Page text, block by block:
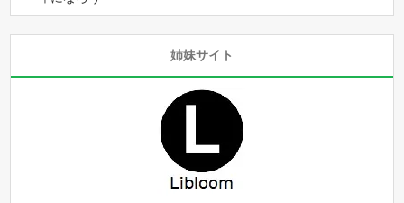
姉妹サイト